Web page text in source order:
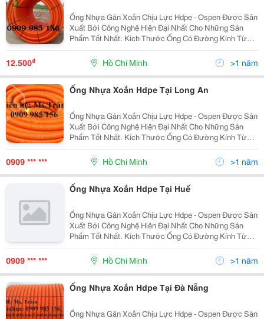
Ống Nhựa Gân Xoắn Chịu Lực Hdpe - Ospen Được Sản
Xuất Bởi Công Nghệ Hiện Đại Nhất Cho Những Sản
Phẩm Tốt Nhất. Kích Thước Ống Có Đường Kính Từ
25Mm Đến 250Mm . Ưu Điểm: Độ Dài Liên Tục, Dễ
Dàng Uốn Cong, Khả Năng Chịu Lực Lớn, Kinh Tế, Tiết
12.500₫ Hồ Chí Minh >1 năm
Ống Nhựa Xoắn Hdpe Tại Long An
Ống Nhựa Gân Xoắn Chịu Lực Hdpe - Ospen Được Sản
Xuất Bởi Công Nghệ Hiện Đại Nhất Cho Những Sản
Phẩm Tốt Nhất. Kích Thước Ống Có Đường Kính Từ
25Mm Đến 250Mm . Ưu Điểm: Độ Dài Liên Tục, Dễ
Dàng Uốn Cong, Khả Năng Chịu Lực Lớn, Kinh Tế, Tiết
0909 *** *** Hồ Chí Minh >1 năm
Ống Nhựa Xoắn Hdpe Tại Huế
Ống Nhựa Gân Xoắn Chịu Lực Hdpe - Ospen Được Sản
Xuất Bởi Công Nghệ Hiện Đại Nhất Cho Những Sản
Phẩm Tốt Nhất. Kích Thước Ống Có Đường Kính Từ
25Mm Đến 250Mm . Ưu Điểm: Độ Dài Liên Tục, Dễ
Dàng Uốn Cong, Khả Năng Chịu Lực Lớn, Kinh Tế, Tiết
0909 *** *** Hồ Chí Minh >1 năm
Ống Nhựa Xoắn Hdpe Tại Đà Nẵng
Ống Nhựa Gân Xoắn Chịu Lực Hdpe - Ospen Được Sản